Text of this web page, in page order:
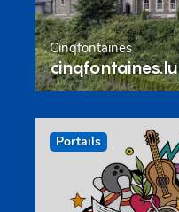
Cinqfontaines
cinqfontaines.lu
Portails